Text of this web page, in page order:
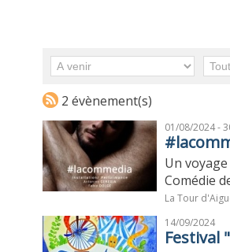
2 évènement(s)
01/08/2024 -
Un
Comédie
La Tour
14/09/2024
Festival